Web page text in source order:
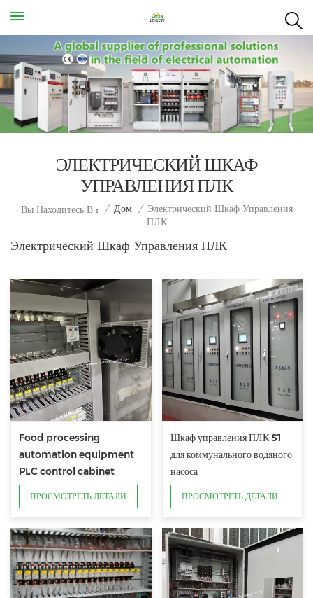
ЭЛЕКТРИЧЕСКИЙ ШКАФ
УПРАВЛЕНИЯ ПЛК
Вы Находитесь В : / Дом / Электрический Шкаф Управления
ПЛК
Электрический Шкаф Управления ПЛК
Food processing
automation equipment
PLC control cabinet
ПРОСМОТРЕТЬ ДЕТАЛИ
Шкаф управления ПЛК S1
для коммунального водяного
насоса
ПРОСМОТРЕТЬ ДЕТАЛИ